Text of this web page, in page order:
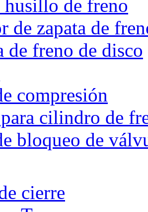
husillo de freno
de zapata de
de freno de disco
compresión
cilindro de
bloqueo de
cierre